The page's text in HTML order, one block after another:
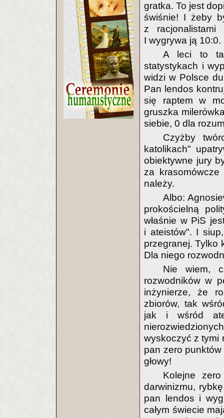
gratka. To jest
świśnie! I żeby
z
I wygrywa ją 10:0.
A leci to
statystykach i
widzi w Polsce
Pan lendos
się raptem w
gruszka
siebie, 0 dla
Czyżby
katolikach"
obiektywne jury
za
należy.
Albo:
prokościelną
właśnie w PiS
i ateistów". I
przegranej. Tylko
Dla niego
Nie wiem,
rozwodników w
inżynierze, że
zbiorów, tak
jak i wśród
wyskoczyć z tymi
pan zero
głowy!
Kolejne
darwinizmu,
pan lendos i
całym świecie